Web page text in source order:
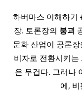
하버마스 이해하기
장. 토론장의 붕괴
문화 산업이 공론
비자로 전환시키
은 무겁다. 그러나
에,